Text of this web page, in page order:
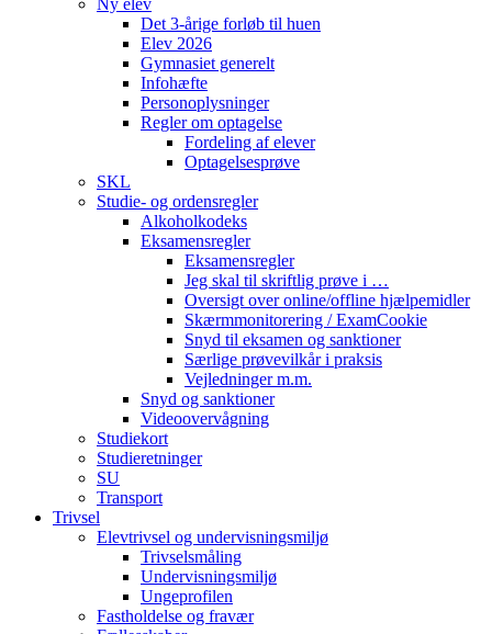
Ny elev
Det 3-årige forløb til huen
Elev 2026
Gymnasiet generelt
Infohæfte
Personoplysninger
Regler om optagelse
Fordeling af elever
Optagelsesprøve
SKL
Studie- og ordensregler
Alkoholkodeks
Eksamensregler
Eksamensregler
Jeg skal til skriftlig prøve i …
Oversigt over online/offline hjælpemidler
Skærmmonitorering / ExamCookie
Snyd til eksamen og sanktioner
Særlige prøvevilkår i praksis
Vejledninger m.m.
Snyd og sanktioner
Videoovervågning
Studiekort
Studieretninger
SU
Transport
Trivsel
Elevtrivsel og undervisningsmiljø
Trivselsmåling
Undervisningsmiljø
Ungeprofilen
Fastholdelse og fravær